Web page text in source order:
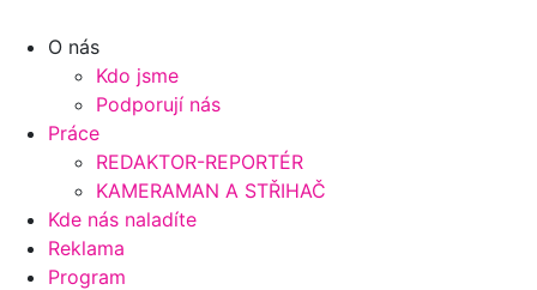
O nás
Kdo jsme
Podporují nás
Práce
REDAKTOR-REPORTÉR
KAMERAMAN A STŘIHAČ
Kde nás naladíte
Reklama
Program